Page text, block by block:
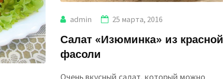
admin 25 марта, 2016
Салат «Изюминка» из красной
фасоли